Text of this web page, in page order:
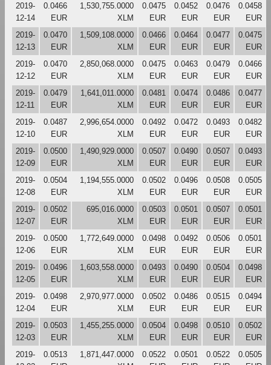
2019-
12-14
0.0466
EUR
1,530,755.0000
XLM
0.0475
EUR
0.0452
EUR
0.0476
EUR
0.0458
EUR
2019-
12-13
0.0470
EUR
1,509,108.0000
XLM
0.0466
EUR
0.0464
EUR
0.0477
EUR
0.0475
EUR
2019-
12-12
0.0470
EUR
2,850,068.0000
XLM
0.0475
EUR
0.0463
EUR
0.0479
EUR
0.0466
EUR
2019-
12-11
0.0479
EUR
1,641,011.0000
XLM
0.0481
EUR
0.0474
EUR
0.0486
EUR
0.0477
EUR
2019-
12-10
0.0487
EUR
2,996,654.0000
XLM
0.0492
EUR
0.0472
EUR
0.0493
EUR
0.0482
EUR
2019-
12-09
0.0500
EUR
1,490,929.0000
XLM
0.0507
EUR
0.0490
EUR
0.0507
EUR
0.0493
EUR
2019-
12-08
0.0504
EUR
1,194,555.0000
XLM
0.0502
EUR
0.0496
EUR
0.0508
EUR
0.0505
EUR
2019-
12-07
0.0502
EUR
695,016.0000
XLM
0.0503
EUR
0.0501
EUR
0.0507
EUR
0.0501
EUR
2019-
12-06
0.0500
EUR
1,772,649.0000
XLM
0.0498
EUR
0.0492
EUR
0.0506
EUR
0.0501
EUR
2019-
12-05
0.0496
EUR
1,603,558.0000
XLM
0.0493
EUR
0.0490
EUR
0.0504
EUR
0.0498
EUR
2019-
12-04
0.0498
EUR
2,970,977.0000
XLM
0.0502
EUR
0.0486
EUR
0.0515
EUR
0.0494
EUR
2019-
12-03
0.0503
EUR
1,455,255.0000
XLM
0.0504
EUR
0.0498
EUR
0.0510
EUR
0.0502
EUR
2019-
0.0513
1,871,447.0000
0.0522
0.0501
0.0522
0.0505